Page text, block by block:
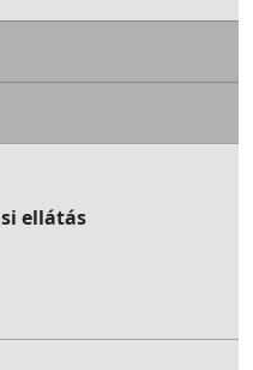
ellátás